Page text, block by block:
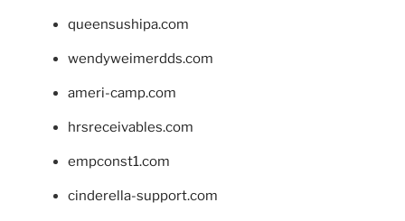
queensushipa.com
wendyweimerdds.com
ameri-camp.com
hrsreceivables.com
empconst1.com
cinderella-support.com